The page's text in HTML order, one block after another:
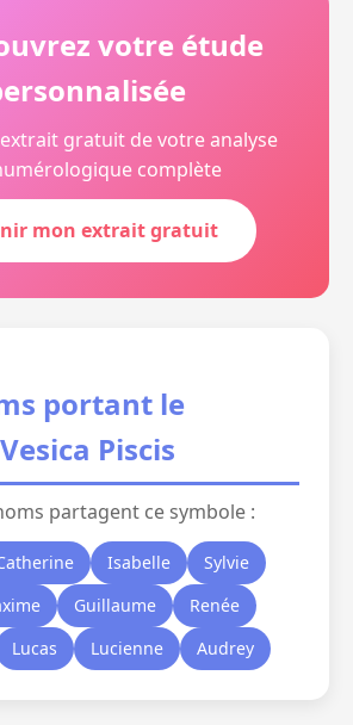
votre étude
extrait gratuit de votre analyse
complète
mon extrait gratuit
portant le
Piscis
partagent ce symbole :
Isabelle
Sylvie
Guillaume
Renée
Lucas Lucienne Audrey